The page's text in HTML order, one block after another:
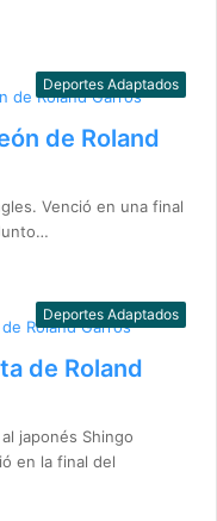
Deportes Adaptados
de Roland
Venció en una final
Deportes Adaptados
de Roland
japonés Shingo
en la final del